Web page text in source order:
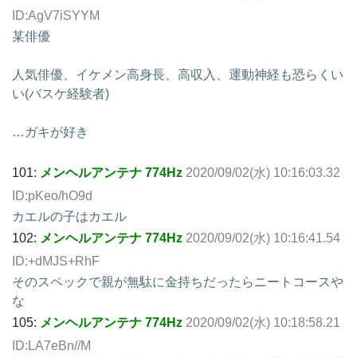
ID:AgV7iSYYM
某俳優
人気俳優、イケメン高身長、高収入、運動神経も恐らくい
い(バスケ経験者)
…ガキが好き
101: メンヘルアンテナ 774Hz 2020/09/02(水) 10:16:03.32
ID:pKeo/hO9d
カエルの子はカエル
102: メンヘルアンテナ 774Hz 2020/09/02(水) 10:16:41.54
ID:+dMJS+RhF
そのスペックで親が無駄に金持ちだったらニートコースや
な
105: メンヘルアンテナ 774Hz 2020/09/02(水) 10:18:58.21
ID:LA7eBn//M